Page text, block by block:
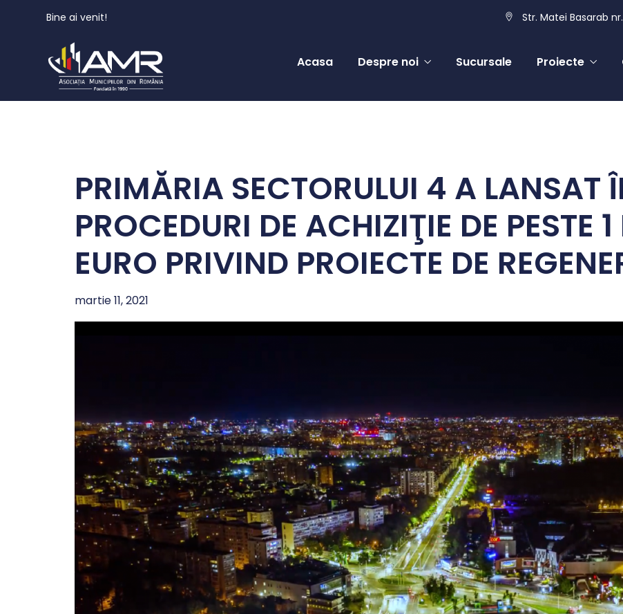
Bine ai venit! Str. Matei Basarab
Acasa Despre noi Sucursale Proiecte
PRIMĂRIA SECTORULUI 4 A LANSAT
PROCEDURI DE ACHIZIŢIE DE PESTE
EURO PRIVIND PROIECTE DE
martie 11, 2021